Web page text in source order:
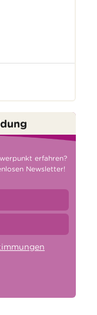
erfahren?
Newsletter!